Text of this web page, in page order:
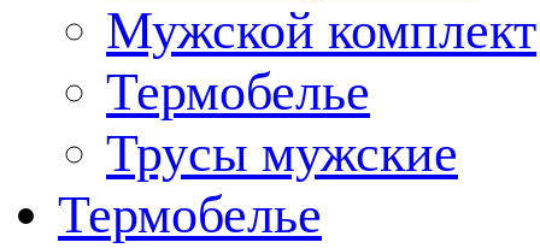
Мужской комплект
Термобелье
Трусы мужские
Термобелье